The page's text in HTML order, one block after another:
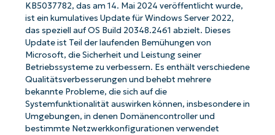
KB5037782, das am 14. Mai 2024 veröffentlicht wurde,
ist ein kumulatives Update für Windows Server 2022,
das speziell auf OS Build 20348.2461 abzielt. Dieses
Update ist Teil der laufenden Bemühungen von
Microsoft, die Sicherheit und Leistung seiner
Betriebssysteme zu verbessern. Es enthält verschiedene
Qualitätsverbesserungen und behebt mehrere
bekannte Probleme, die sich auf die
Systemfunktionalität auswirken können, insbesondere in
Umgebungen, in denen Domänencontroller und
bestimmte Netzwerkkonfigurationen verwendet